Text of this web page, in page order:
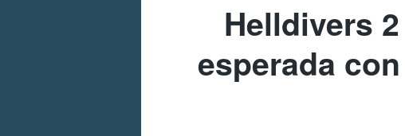
Helldivers
esperada